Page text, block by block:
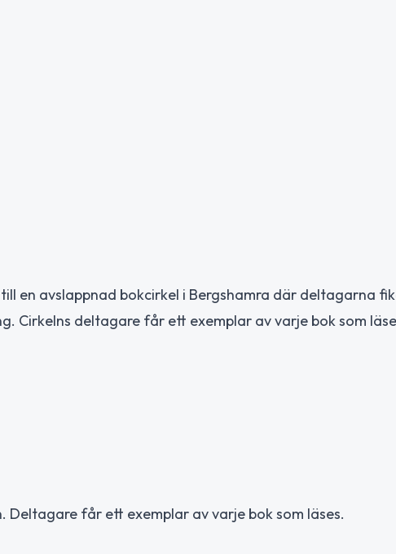
en avslappnad bokcirkel i Bergshamra där deltagarna
Cirkelns deltagare får ett exemplar av varje bok som
Deltagare får ett exemplar av varje bok som läses.